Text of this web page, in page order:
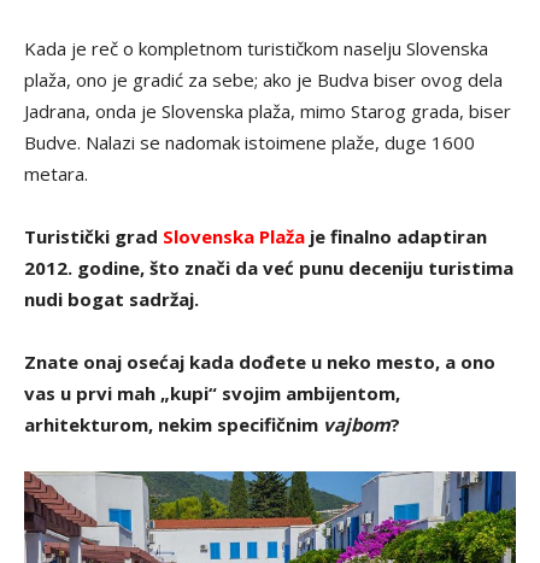
Kada je reč o kompletnom turističkom naselju Slovenska
plaža, ono je gradić za sebe; ako je Budva biser ovog dela
Jadrana, onda je Slovenska plaža, mimo Starog grada, biser
Budve. Nalazi se nadomak istoimene plaže, duge 1600
metara.
Turistički grad Slovenska Plaža je finalno adaptiran
2012. godine, što znači da već punu deceniju turistima
nudi bogat sadržaj.
Znate onaj osećaj kada dođete u neko mesto, a ono
vas u prvi mah „kupi“ svojim ambijentom,
arhitekturom, nekim specifičnim vajbom?